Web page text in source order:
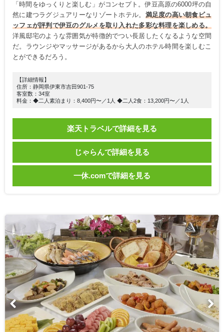
「時間をゆっくりと楽しむ」がコンセプト。伊豆高原の6000坪の自
然に建つラグジュアリーなリゾートホテル。 満足度の高い朝食ビュ
ッフェが評判で伊豆のグルメを取り入れた多彩な料理を楽しめる。
洋風邸宅のような雰囲気が特徴的でつい長居したくなるような空間
だ。ラウンジやマッサージがあるから大人のホテル時間を楽しむこ
とができるだろう。
【詳細情報】
住所：静岡県伊東市吉田901-75
客室数：34室
料金：◆二人素泊まり：8,400円〜／1人 ◆二人2食：13,200円〜／1人
楽天トラベルで詳細を見る
じゃらんで詳細を見る
一休.comで詳細を見る